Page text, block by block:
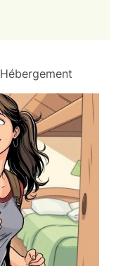
Hébergement